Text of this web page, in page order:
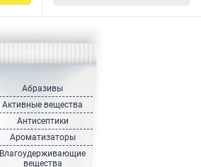
Абразивы
Активные вещества
Антисептики
Ароматизаторы
Влагоудерживающие
вещества